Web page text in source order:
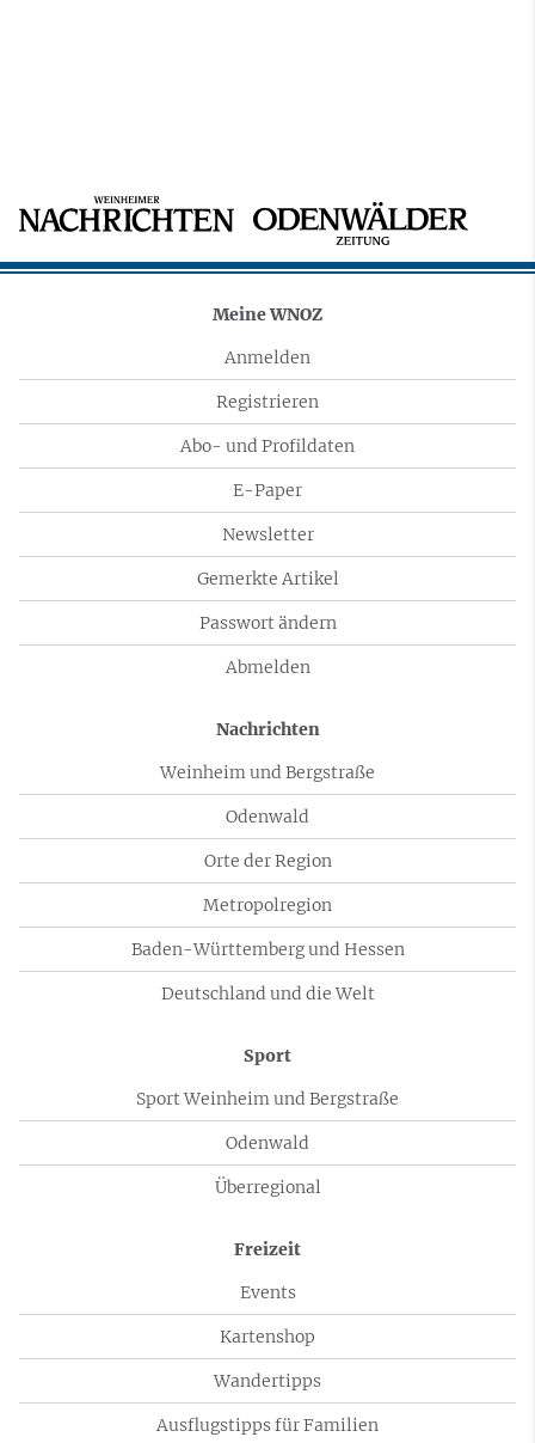
Meine WNOZ
Anmelden
Registrieren
Abo- und Profildaten
E-Paper
Newsletter
Gemerkte Artikel
Passwort ändern
Abmelden
Nachrichten
Weinheim und Bergstraße
Odenwald
Orte der Region
Metropolregion
Baden-Württemberg und Hessen
Deutschland und die Welt
Sport
Sport Weinheim und Bergstraße
Odenwald
Überregional
Freizeit
Events
Kartenshop
Wandertipps
Ausflugstipps für Familien